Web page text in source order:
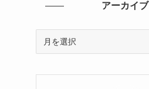
アーカイブ
イ